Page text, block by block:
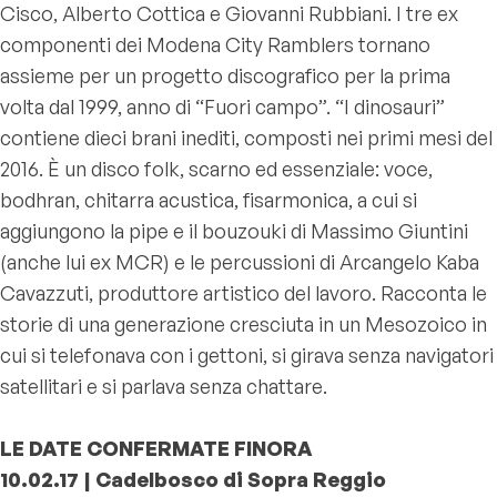
Cisco, Alberto Cottica e Giovanni Rubbiani. I tre ex
componenti dei Modena City Ramblers tornano
assieme per un progetto discografico per la prima
volta dal 1999, anno di “Fuori campo”. “I dinosauri”
contiene dieci brani inediti, composti nei primi mesi del
2016. È un disco folk, scarno ed essenziale: voce,
bodhran, chitarra acustica, fisarmonica, a cui si
aggiungono la pipe e il bouzouki di Massimo Giuntini
(anche lui ex MCR) e le percussioni di Arcangelo Kaba
Cavazzuti, produttore artistico del lavoro. Racconta le
storie di una generazione cresciuta in un Mesozoico in
cui si telefonava con i gettoni, si girava senza navigatori
satellitari e si parlava senza chattare.
LE DATE CONFERMATE FINORA
10.02.17 | Cadelbosco di Sopra Reggio